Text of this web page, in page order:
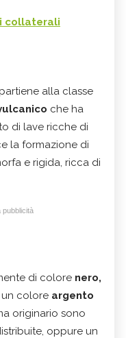
collaterali
alla classe
che ha
di lave ricche di
la formazione di
e rigida, ricca di
pubblicità
di colore nero,
un colore argento
originario sono
oppure un